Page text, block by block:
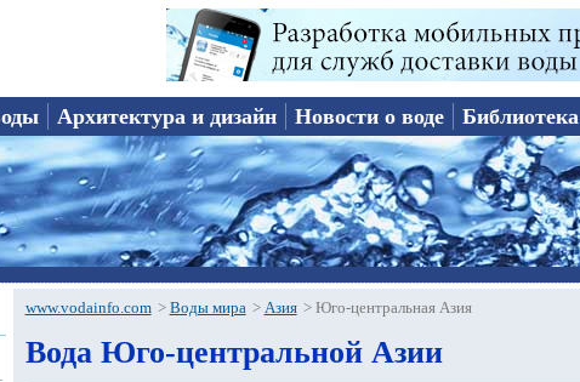
Архитектура и дизайн Новости о воде Библиотека
www.vodainfo.com > Воды мира > Азия > Юго-центральная Азия
Вода Юго-центральной Азии